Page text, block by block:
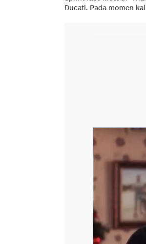
Ducati. Pada momen